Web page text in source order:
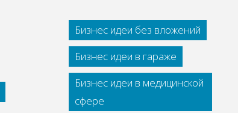
Бизнес идеи без вложений
Бизнес идеи в гараже
Бизнес идеи в медицинской
сфере